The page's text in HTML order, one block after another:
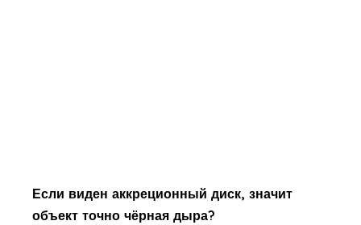
Если виден аккреционный диск, значит
объект точно чёрная дыра?